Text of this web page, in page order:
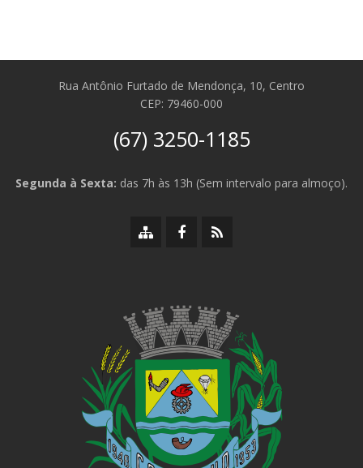
Rua Antônio Furtado de Mendonça, 10, Centro
CEP: 79460-000
(67) 3250-1185
Segunda à Sexta: das 7h às 13h (Sem intervalo para almoço).
MapaFacebook
RSS